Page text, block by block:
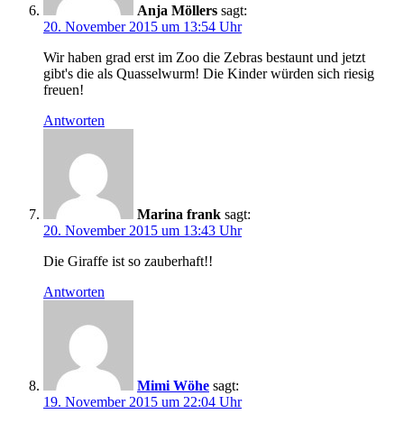
Anja Möllers sagt:
20. November 2015 um 13:54 Uhr
Wir haben grad erst im Zoo die Zebras bestaunt und jetzt
gibt's die als Quasselwurm! Die Kinder würden sich riesig
freuen!
Antworten
Marina frank sagt:
20. November 2015 um 13:43 Uhr
Die Giraffe ist so zauberhaft!!
Antworten
Mimi Wöhe sagt:
19. November 2015 um 22:04 Uhr